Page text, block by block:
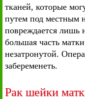
тканей, которые
путем под местным
повреждается лишь
большая часть
незатронутой.
забеременеть.
Рак шейки